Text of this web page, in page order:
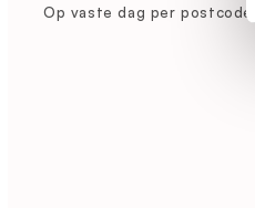
Op vaste dag per postcode